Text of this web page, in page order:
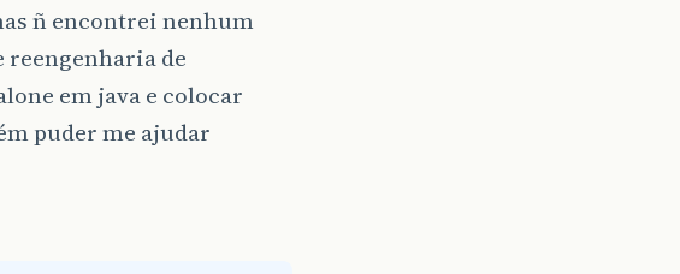
ñ encontrei nenhum
reengenharia de
em java e colocar
puder me ajudar